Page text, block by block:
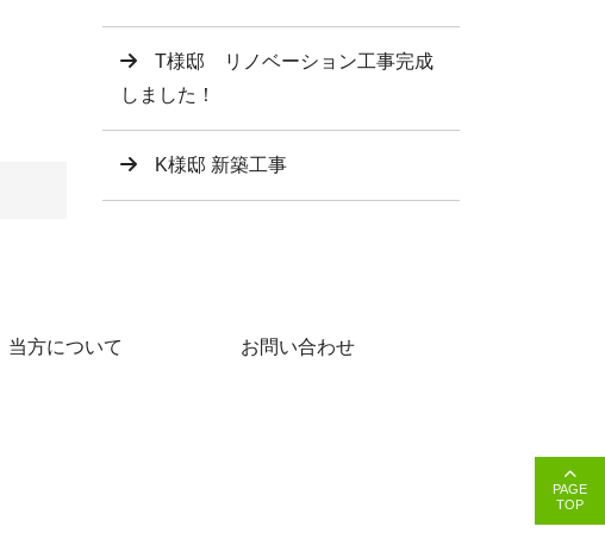
T様邸 リノベーション工事完成
しました！
K様邸 新築工事
PAGE
TOP
当方について お問い合わせ